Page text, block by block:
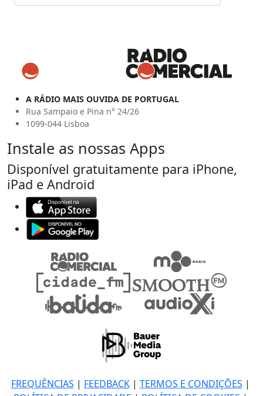
A RÁDIO MAIS OUVIDA DE PORTUGAL
Rua Sampaio e Pina n° 24/26
1099-044 Lisboa
Instale as nossas Apps
Disponível gratuitamente para iPhone,
iPad e Android
FREQUÊNCIAS | FEEDBACK| TERMOS E CONDIÇÕES |